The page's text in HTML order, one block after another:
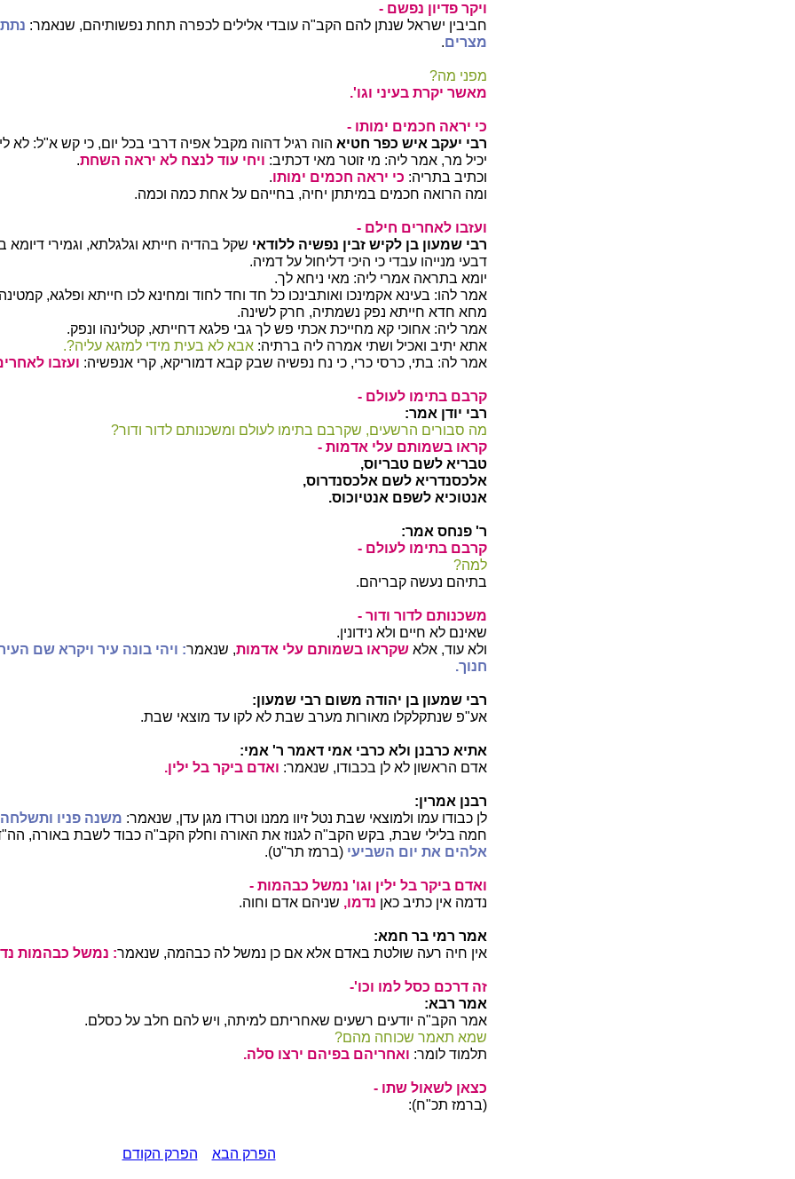
ויקר פדיון נפשם -
חביבין ישראל שנתן להם הקב"ה עובדי אלילים לכפרה תחת נפשותיהם, שנאמר:
מצרים.
מפני מה?
מאשר יקרת בעיני וגו'.
כי יראה חכמים ימותו -
רבי יעקב איש כפר חטיא הוה רגיל דהוה מקבל אפיה דרבי בכל יום, כי קש א"ל: לא
יכיל מר, אמר ליה: מי זוטר מאי דכתיב: ויחי עוד לנצח לא יראה השחת.
וכתיב בתריה: כי יראה חכמים ימותו.
ומה הרואה חכמים במיתתן יחיה, בחייהם על אחת כמה וכמה.
ועזבו לאחרים חילם -
רבי שמעון בן לקיש זבין נפשיה ללודאי שקל בהדיה חייתא וגלגלתא, וגמירי
דבעי מנייהו עבדי כי היכי דליחול על דמיה.
יומא בתראה אמרי ליה: מאי ניחא לך.
אמר להו: בעינא אקמינכו ואותבינכו כל חד וחד לחוד ומחינא לכו חייתא ופלגא,
מחא חדא חייתא נפק נשמתיה, חרק לשינה.
אמר ליה: אחוכי קא מחייכת אכתי פש לך גבי פלגא דחייתא, קטלינהו ונפק.
אתא יתיב ואכיל ושתי אמרה ליה ברתיה: אבא לא בעית מידי למזגא עליה?.
אמר לה: בתי, כרסי כרי, כי נח נפשיה שבק קבא דמוריקא, קרי אנפשיה: ועזבו
קרבם בתימו לעולם -
רבי יודן אמר:
מה סבורים הרשעים, שקרבם בתימו לעולם ומשכנותם לדור ודור?
קראו בשמותם עלי אדמות -
טבריא לשם טבריוס,
אלכסנדריא לשם אלכסנדרוס,
אנטוכיא לשפם אנטיוכוס.
ר' פנחס אמר:
קרבם בתימו לעולם -
למה?
בתיהם נעשה קבריהם.
משכנותם לדור ודור -
שאינם לא חיים ולא נידונין.
ולא עוד, אלא שקראו בשמותם עלי אדמות, שנאמר: ויהי בונה עיר ויקרא שם
חנוך.
רבי שמעון בן יהודה משום רבי שמעון:
אע"פ שנתקלקלו מאורות מערב שבת לא לקו עד מוצאי שבת.
אתיא כרבנן ולא כרבי אמי דאמר ר' אמי:
אדם הראשון לא לן בכבודו, שנאמר: ואדם ביקר בל ילין.
רבנן אמרין:
לן כבודו עמו ולמוצאי שבת נטל זיוו ממנו וטרדו מגן עדן, שנאמר: משנה פניו
חמה בלילי שבת, בקש הקב"ה לגנוז את האורה וחלק הקב"ה כבוד לשבת באורה,
אלהים את יום השביעי (ברמז תר"ט).
ואדם ביקר בל ילין וגו' נמשל כבהמות -
נדמה אין כתיב כאן נדמו, שניהם אדם וחוה.
אמר רמי בר חמא:
אין חיה רעה שולטת באדם אלא אם כן נמשל לה כבהמה, שנאמר: נמשל כבהמות
זה דרכם כסל למו וכו'-
אמר רבא:
אמר הקב"ה יודעים רשעים שאחריתם למיתה, ויש להם חלב על כסלם.
שמא תאמר שכוחה מהם?
תלמוד לומר: ואחריהם בפיהם ירצו סלה.
כצאן לשאול שתו -
(ברמז תכ"ח):
הפרק הבא הפרק הקודם